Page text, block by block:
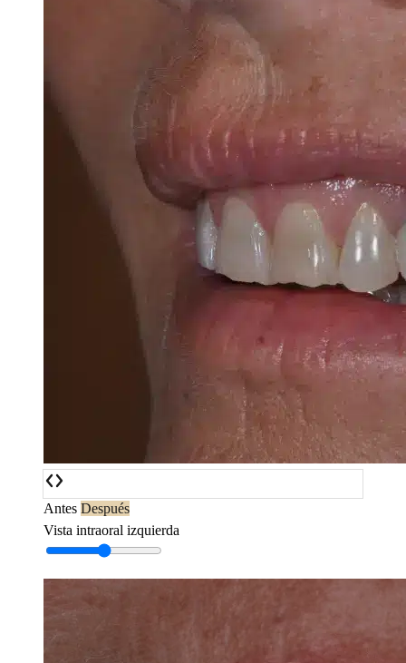
Antes Después
Vista intraoral izquierda